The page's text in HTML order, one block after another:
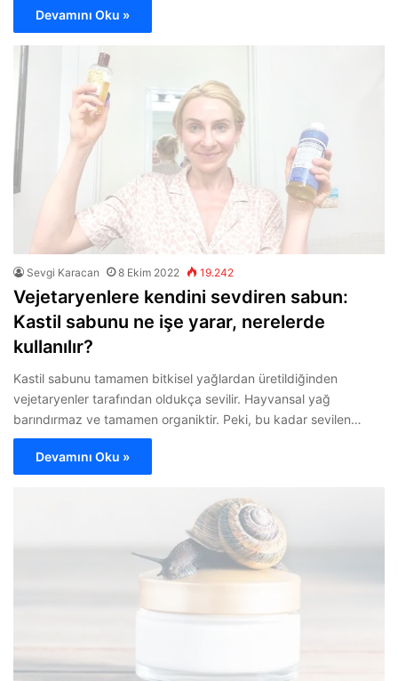
Devamını Oku »
Sevgi Karacan 8 Ekim 2022 19.242
Vejetaryenlere kendini sevdiren sabun:
Kastil sabunu ne işe yarar, nerelerde
kullanılır?
Kastil sabunu tamamen bitkisel yağlardan üretildiğinden
vejetaryenler tarafından oldukça sevilir. Hayvansal yağ
barındırmaz ve tamamen organiktir. Peki, bu kadar sevilen…
Devamını Oku »